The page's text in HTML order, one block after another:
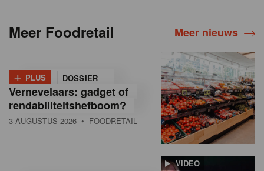
Meer Foodretail Meer nieuws
+ PLUS DOSSIER
Vernevelaars: gadget of
rendabiliteitshefboom?
3 AUGUSTUS 2026 • FOODRETAIL
VIDEO